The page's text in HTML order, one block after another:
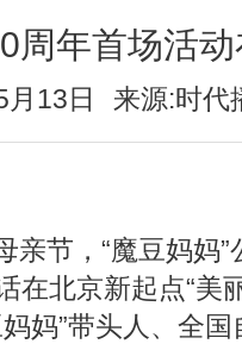
周年首场活
月13日 来源:时代
亲节，“魔豆妈妈
在北京新起点“美
妈”带头人、全